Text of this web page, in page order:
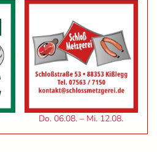
Do. 06.08. – Mi. 12.08.